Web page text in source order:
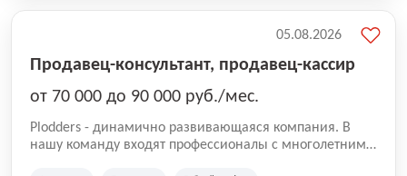
Продавец-консультант, продавец-кассир
от 70 000 до 90 000 руб./мес.
Plodders - динамично развивающаяся компания. В
нашу команду входят профессионалы с многолетним
05.08.2026